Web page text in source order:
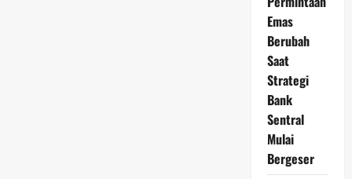
Emas
Berubah
Saat
Strategi
Bank
Sentral
Mulai
Bergeser